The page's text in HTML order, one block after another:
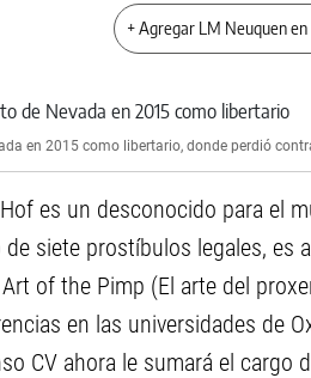
+ Agregar LM Neuquen en
en 2015 como libertario, donde perdió
es un desconocido para el
siete prostíbulos legales, es
of the Pimp (El arte del
en las universidades de
CV ahora le sumará el cargo